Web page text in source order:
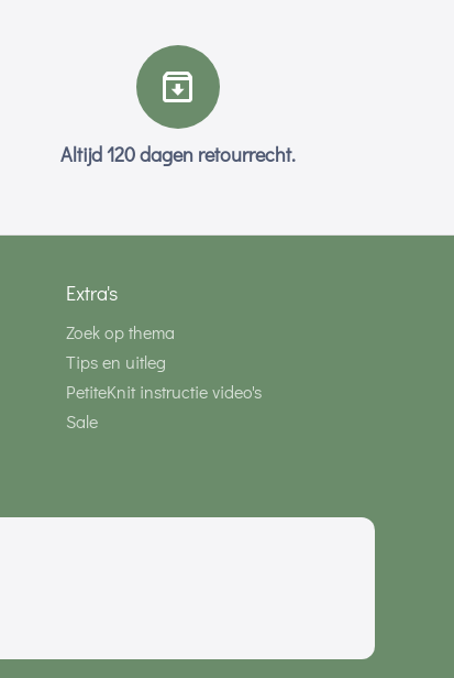
Altijd 120 dagen retourrecht.
Extra's
Zoek op thema
Tips en uitleg
PetiteKnit instructie video's
Sale